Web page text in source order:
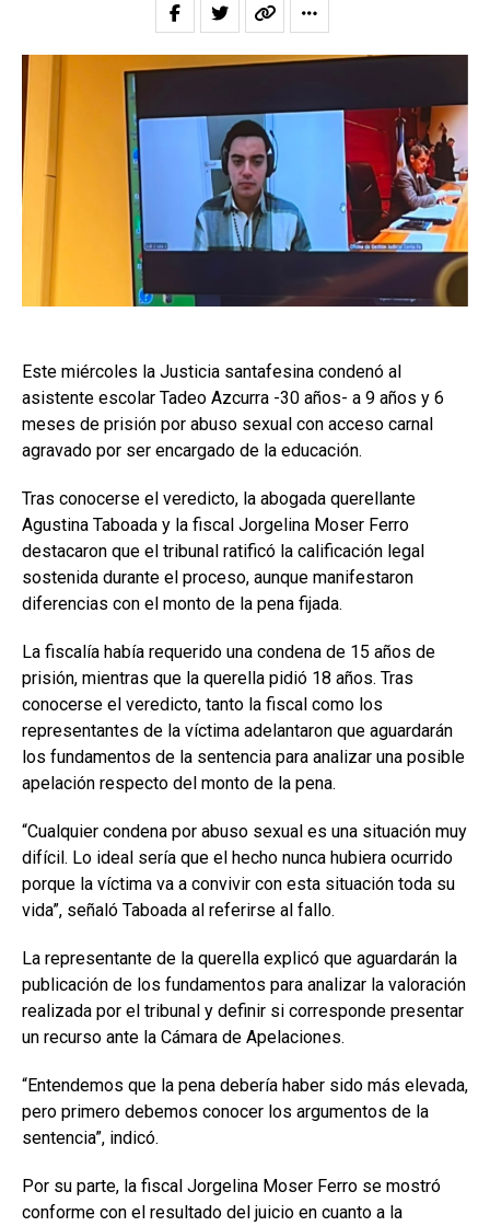
Este miércoles la Justicia santafesina condenó al
asistente escolar Tadeo Azcurra -30 años- a 9 años y 6
meses de prisión por abuso sexual con acceso carnal
agravado por ser encargado de la educación.
Tras conocerse el veredicto, la abogada querellante
Agustina Taboada y la fiscal Jorgelina Moser Ferro
destacaron que el tribunal ratificó la calificación legal
sostenida durante el proceso, aunque manifestaron
diferencias con el monto de la pena fijada.
La fiscalía había requerido una condena de 15 años de
prisión, mientras que la querella pidió 18 años. Tras
conocerse el veredicto, tanto la fiscal como los
representantes de la víctima adelantaron que aguardarán
los fundamentos de la sentencia para analizar una posible
apelación respecto del monto de la pena.
“Cualquier condena por abuso sexual es una situación muy
difícil. Lo ideal sería que el hecho nunca hubiera ocurrido
porque la víctima va a convivir con esta situación toda su
vida”, señaló Taboada al referirse al fallo.
La representante de la querella explicó que aguardarán la
publicación de los fundamentos para analizar la valoración
realizada por el tribunal y definir si corresponde presentar
un recurso ante la Cámara de Apelaciones.
“Entendemos que la pena debería haber sido más elevada,
pero primero debemos conocer los argumentos de la
sentencia”, indicó.
Por su parte, la fiscal Jorgelina Moser Ferro se mostró
conforme con el resultado del juicio en cuanto a la